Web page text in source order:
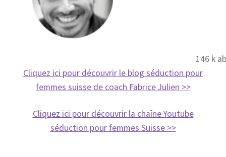
146 k
Cliquez ici pour découvrir le blog séduction pour
femmes suisse de coach Fabrice Julien >>
Cliquez ici pour découvrir la chaîne Youtube
séduction pour femmes Suisse >>